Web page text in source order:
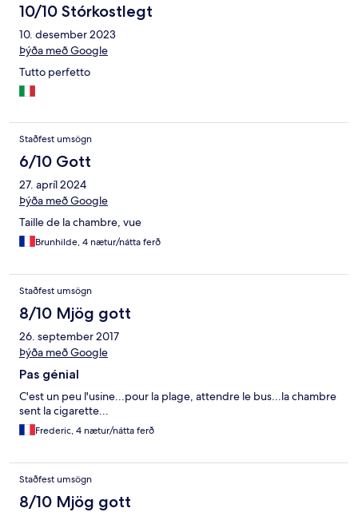
10/10 Stórkostlegt
10. desember 2023
Þýða með Google
Tutto perfetto
Staðfest umsögn
6/10 Gott
27. apríl 2024
Þýða með Google
Taille de la chambre, vue
Brunhilde, 4 nætur/nátta ferð
Staðfest umsögn
8/10 Mjög gott
26. september 2017
Þýða með Google
Pas génial
C'est un peu l'usine...pour la plage, attendre le bus...la chambre
sent la cigarette...
Frederic, 4 nætur/nátta ferð
Staðfest umsögn
8/10 Mjög gott